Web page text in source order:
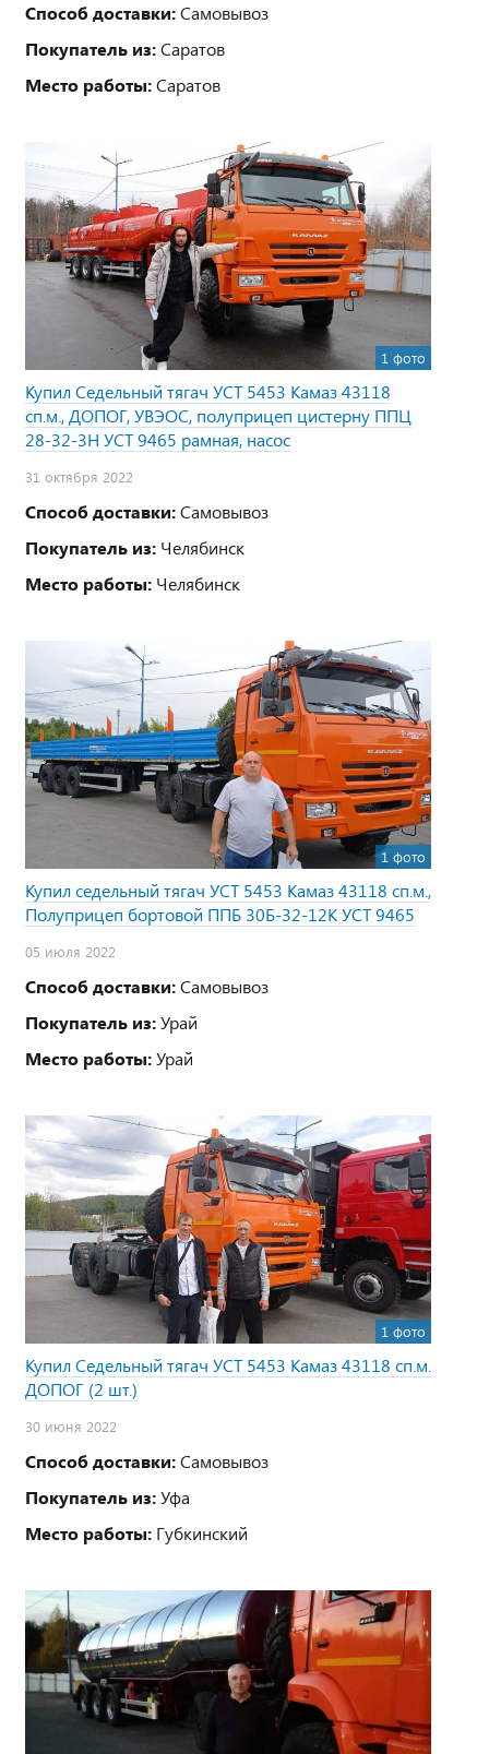
Способ доставки:Самовывоз
Покупатель из:Саратов
Место работы:Саратов
1 фото
Купил Седельный тягач УСТ 5453 Камаз 43118
сп.м., ДОПОГ, УВЭОС, полуприцеп цистерну ППЦ
28-32-3Н УСТ 9465 рамная, насос
31 октября 2022
Способ доставки:Самовывоз
Покупатель из: Челябинск
Место работы: Челябинск
1 фото
Купил седельный тягач УСТ 5453 Камаз 43118 сп.м.,
Полуприцеп бортовой ППБ 30Б-32-12К УСТ 9465
05 июля 2022
Способ доставки:Самовывоз
Покупатель из:Урай
Место работы:Урай
1 фото
Купил Седельный тягач УСТ 5453 Камаз 43118 сп.м.
ДОПОГ (2 шт.)
30 июня 2022
Способ доставки:Самовывоз
Покупатель из:Уфа
Место работы: Губкинский